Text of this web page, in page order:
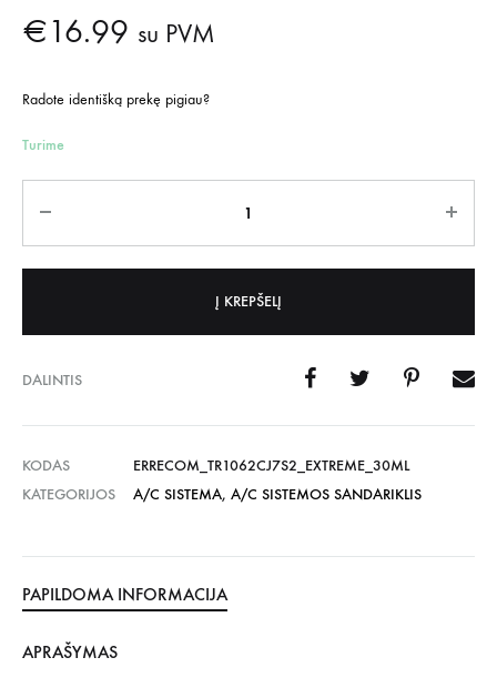
€16.99 su PVM
Radote identišką prekę pigiau?
Turime
Į KREPŠELĮ
DALINTIS
KODAS
ERRECOM_TR1062CJ7S2_EXTREME_30ML
KATEGORIJOS
A/C SISTEMA, A/C SISTEMOS SANDARIKLIS
PAPILDOMA INFORMACIJA
APRAŠYMAS